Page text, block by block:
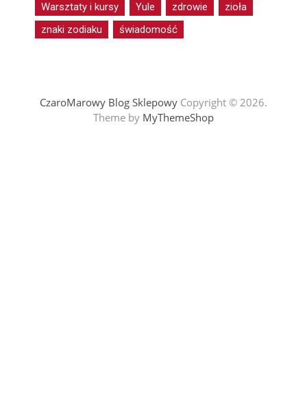
Warsztaty i kursy
Yule zdrowie
zioła
znaki zodiaku
świadomość
CzaroMarowy Blog SklepowyCopyright © 2026.
Theme by MyThemeShop